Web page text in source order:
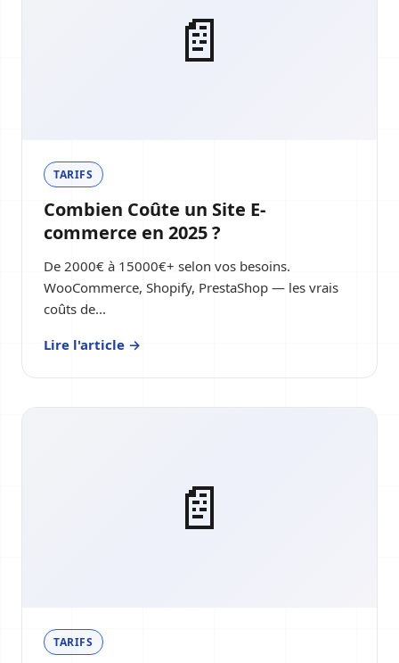
📄
TARIFS
Combien Coûte un Site E-
commerce en 2025 ?
De 2000€ à 15000€+ selon vos besoins.
WooCommerce, Shopify, PrestaShop — les vrais
coûts de...
Lire l'article →
📄
TARIFS